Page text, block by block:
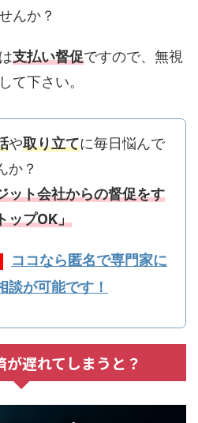
んか？
支払い督促ですので、無視
て下さい。
や取り立てに毎日悩んで
か？
ット会社からの督促をす
ップOK」
ココなら匿名で専門家に
談が可能です！
遅れてしまうと？